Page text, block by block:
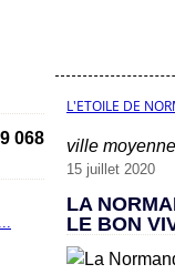
068
L'ETOILE DE
ville moyenne
15 juillet 2020
LA
LE BON